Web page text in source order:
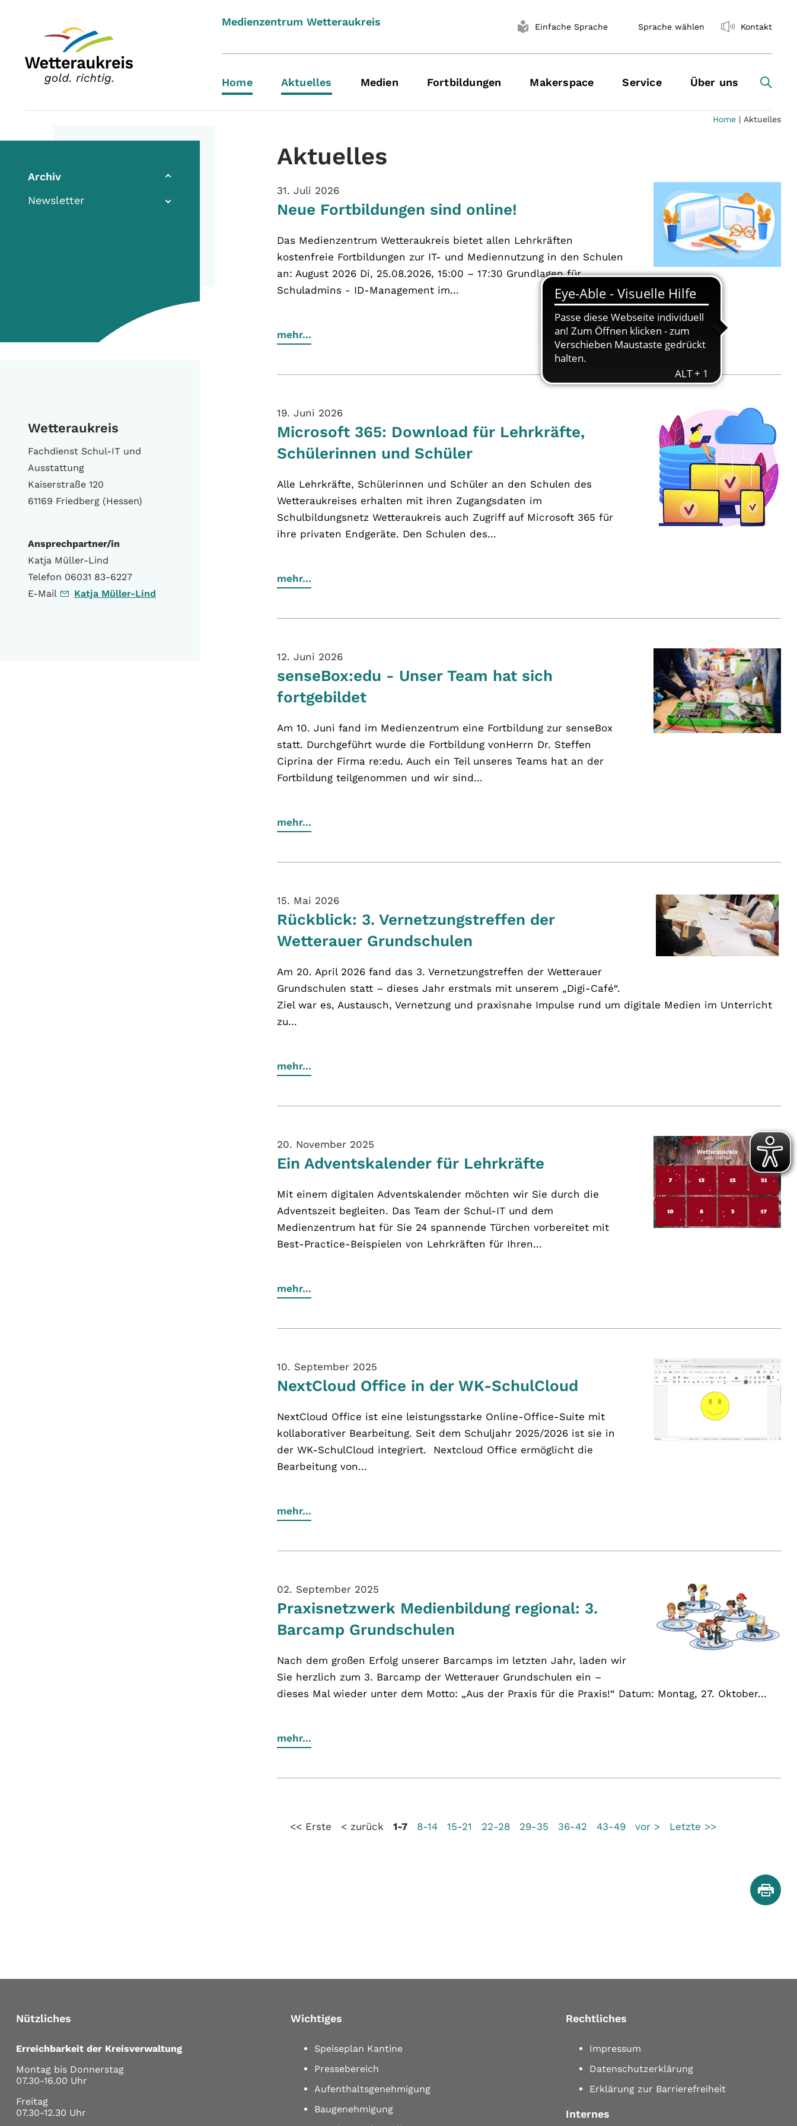
Medienzentrum Wetteraukreis Einfache Sprache Sprache wählen Kontakt
Home Aktuelles (current)Medien Fortbildungen Makerspace Service Über uns
Archiv(current)
Newsletter
Wetteraukreis
Fachdienst Schul-IT und
Ausstattung
Kaiserstraße 120
61169 Friedberg (Hessen)
Ansprechpartner/in
Katja Müller-Lind
Telefon 06031 83-6227
E-Mail
Katja Müller-Lind
Home| Aktuelles
Aktuelles
31. Juli 2026
Neue Fortbildungen sind online!
Das Medienzentrum Wetteraukreis bietet allen Lehrkräften
kostenfreie Fortbildungen zur IT- und Mediennutzung in den Schulen
an: August 2026 Di, 25.08.2026, 15:00 – 17:30 Grundlagen für
Schuladmins - ID-Management im...
mehr...
19. Juni 2026
Microsoft 365: Download für Lehrkräfte,
Schülerinnen und Schüler
Alle Lehrkräfte, Schülerinnen und Schüler an den Schulen des
Wetteraukreises erhalten mit ihren Zugangsdaten im
Schulbildungsnetz Wetteraukreis auch Zugriff auf Microsoft 365 für
ihre privaten Endgeräte. Den Schulen des...
mehr...
12. Juni 2026
senseBox:edu - Unser Team hat sich
fortgebildet
Am 10. Juni fand im Medienzentrum eine Fortbildung zur senseBox
statt. Durchgeführt wurde die Fortbildung vonHerrn Dr. Steffen
Ciprina der Firma re:edu. Auch ein Teil unseres Teams hat an der
Fortbildung teilgenommen und wir sind...
mehr...
15. Mai 2026
Rückblick: 3. Vernetzungstreffen der
Wetterauer Grundschulen
Am 20. April 2026 fand das 3. Vernetzungstreffen der Wetterauer
Grundschulen statt – dieses Jahr erstmals mit unserem „Digi-Café“.
Ziel war es, Austausch, Vernetzung und praxisnahe Impulse rund um digitale Medien im Unterricht
zu...
mehr...
20. November 2025
Ein Adventskalender für Lehrkräfte
Mit einem digitalen Adventskalender möchten wir Sie durch die
Adventszeit begleiten. Das Team der Schul-IT und dem
Medienzentrum hat für Sie 24 spannende Türchen vorbereitet mit
Best-Practice-Beispielen von Lehrkräften für Ihren...
mehr...
10. September 2025
NextCloud Office in der WK-SchulCloud
NextCloud Office ist eine leistungsstarke Online-Office-Suite mit
kollaborativer Bearbeitung. Seit dem Schuljahr 2025/2026 ist sie in
der WK-SchulCloud integriert. Nextcloud Office ermöglicht die
Bearbeitung von...
mehr...
02. September 2025
Praxisnetzwerk Medienbildung regional: 3.
Barcamp Grundschulen
Nach dem großen Erfolg unserer Barcamps im letzten Jahr, laden wir
Sie herzlich zum 3. Barcamp der Wetterauer Grundschulen ein –
dieses Mal wieder unter dem Motto: „Aus der Praxis für die Praxis!“ Datum: Montag, 27. Oktober...
mehr...
<< Erste < zurück 1-7 8-14 15-21 22-28 29-35 36-42 43-49 vor > Letzte >>
Nützliches
Erreichbarkeit der Kreisverwaltung
Montag bis Donnerstag
07.30-16.00 Uhr
Freitag
07.30-12.30 Uhr
Wichtiges
Speiseplan Kantine
Pressebereich
Aufenthaltsgenehmigung
Baugenehmigung
Rechtliches
Impressum
Datenschutzerklärung
Erklärung zur Barrierefreiheit
Internes